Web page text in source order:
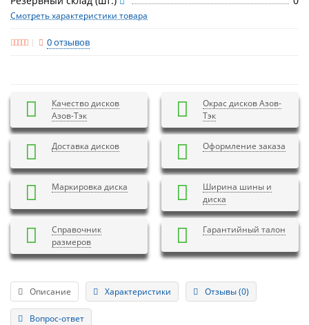
Смотреть характеристики товара
0 отзывов
Качество дисков
Азов-Тэк
Окрас дисков Азов-
Тэк
Доставка дисков Оформление заказа
Маркировка диска
Ширина шины и
диска
Справочник
размеров
Гарантийный талон
Описание Характеристики Отзывы (0)
Вопрос-ответ